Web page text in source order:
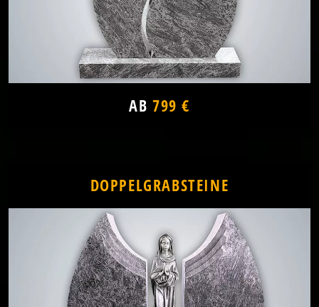
AB 799 €
DOPPELGRABSTEINE